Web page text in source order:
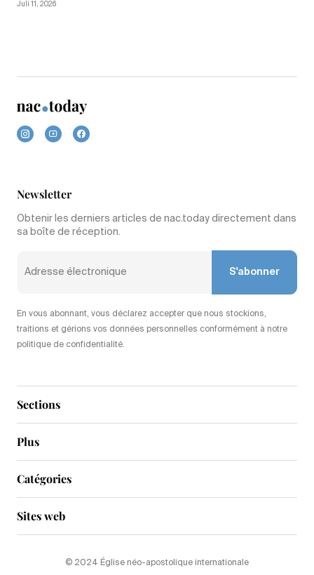
Juli 11, 2026
Sections
Plus
Newsletter
Obtenir les derniers articles de nac.today directement dans
sa boîte de réception.
S'abonner
En vous abonnant, vous déclarez accepter que nous stockions,
traitions et gérions vos données personnelles conformément à notre
politique de confidentialité.
Catégories
Sites web
© 2024 Église néo-apostolique internationale